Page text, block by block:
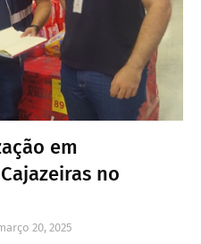
em
no
20, 2025